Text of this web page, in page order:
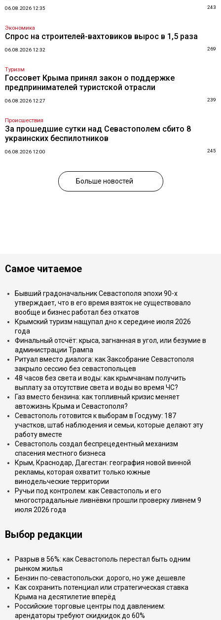
06.08.2026 12:35 243
Экономика
Спрос на строителей-вахтовиков вырос в 1,5 раза
06.08.2026 12:32 269
Туризм
Госсовет Крыма принял закон о поддержке
предпринимателей туристской отрасли
06.08.2026 12:27 239
Происшествия
За прошедшие сутки над Севастополем сбито 8
украинских беспилотников
06.08.2026 12:00 245
Больше новостей
Самое читаемое
Бывший градоначальник Севастополя эпохи 90-х
утверждает, что в его время взяток не существовало
вообще и бизнес работал без откатов
Крымский туризм нащупал дно к середине июля 2026
года
Финальный отсчёт: крыса, загнанная в угол, или безумие в
администрации Трампа
Ритуал вместо диалога: как Заксобрание Севастополя
закрыло сессию без севастопольцев
48 часов без света и воды: как крымчанам получить
выплату за отсутствие света и воды во время ЧС?
Газ вместо бензина: как топливный кризис меняет
автожизнь Крыма и Севастополя?
Севастополь готовится к выборам в Госдуму: 187
участков, штаб наблюдения и семьи, которые делают эту
работу вместе
Севастополь создал беспрецедентный механизм
спасения местного бизнеса
Крым, Краснодар, Дагестан: география новой винной
рекламы, которая охватит только южные
винодельческие территории
Ручьи под контролем: как Севастополь и его
многострадальные ливнёвки прошли проверку ливнем 9
июля 2026 года
Выбор редакции
Разрыв в 56%: как Севастополь перестал быть одним
рынком жилья
Бензин по-севастопольски: дорого, но уже дешевле
Как сохранить потенциал или стратегическая ставка
Крыма на десятилетие вперёд
Российские торговые центры под давлением:
арендаторы требуют скидкидок до 60%